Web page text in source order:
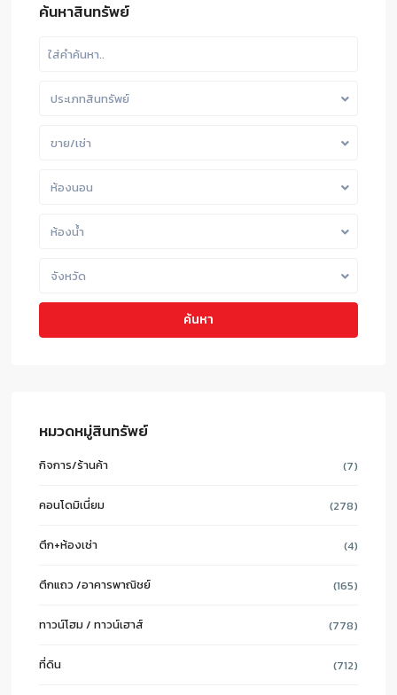
ค้นหาสินทรัพย์
ประเภทสินทรัพย์
ขาย/เช่า
ห้องนอน
ห้องน้ำ
จังหวัด
ค้นหา
หมวดหมู่สินทรัพย์
กิจการ/ร้านค้า (7)
คอนโดมิเนี่ยม (278)
ตึก+ห้องเช่า (4)
ตึกแถว /อาคารพาณิชย์ (165)
ทาวน์โฮม / ทาวน์เฮาส์ (778)
ที่ดิน (712)